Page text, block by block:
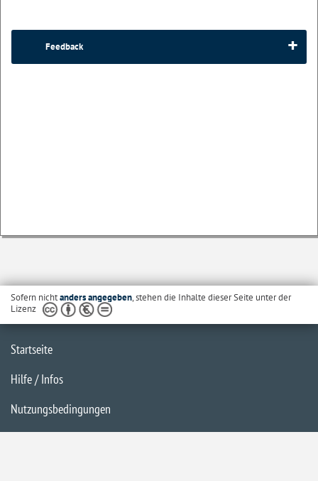
Feedback
Sofern nichtanders angegeben, stehen die Inhalte dieser Seite unter der
Lizenz
Startseite
Hilfe / Infos
Nutzungsbedingungen